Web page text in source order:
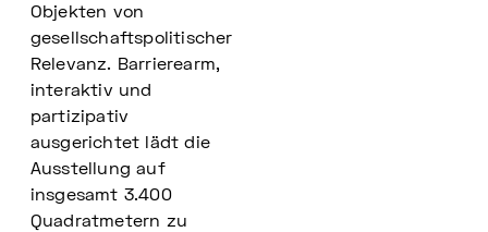
Objekten von
gesellschaftspolitischer
Relevanz. Barrierearm,
interaktiv und
partizipativ
ausgerichtet lädt die
Ausstellung auf
insgesamt 3.400
Quadratmetern zu